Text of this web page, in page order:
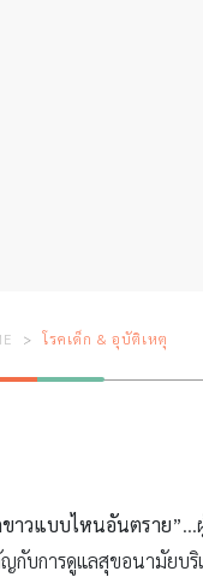
โรคเด็ก & อุบัติเหตุ
าวแบบไหนอันตราย”…
กับการดูแลสุขอนามัยบริ